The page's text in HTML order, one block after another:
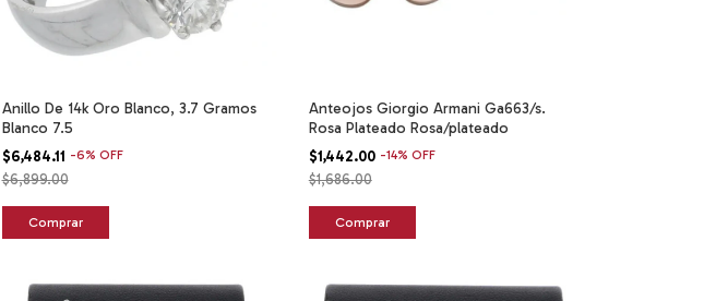
Anillo De 14k Oro Blanco, 3.7 Gramos
Blanco 7.5
$6,484.11 -6% OFF
$6,899.00
Anteojos Giorgio Armani Ga663/s.
Rosa Plateado Rosa/plateado
$1,442.00 -14% OFF
$1,686.00